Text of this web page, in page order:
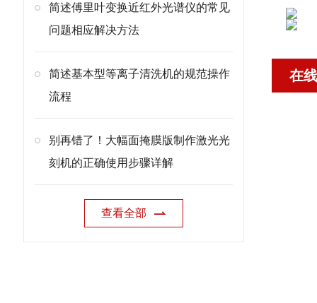
简述傅里叶变换近红外光谱仪的常见
问题相应解决方法
简述基本型等离子清洗机的规范操作
流程
别再错了！大幅面掩膜版制作激光光
刻机的正确使用步骤详解
查看全部
在